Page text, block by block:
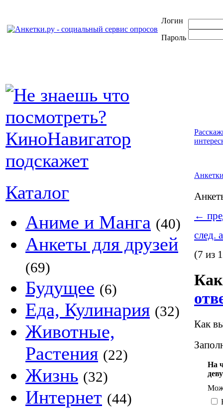
Логин
Пароль
Каталог
Аниме и Манга (40)
Анкеты для друзей
(69)
Будущее (6)
Еда, Кулинария (32)
Животные,
Растения (22)
Жизнь (32)
Интернет (44)
←
след.
(7 из
Как
На